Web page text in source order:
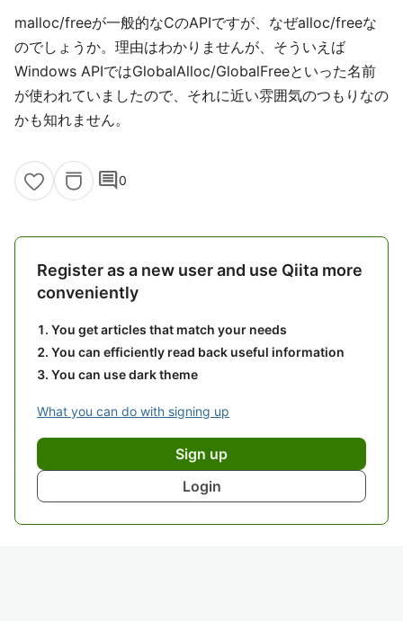
malloc/freeが一般的なCのAPIですが、なぜalloc/freeな
のでしょうか。理由はわかりませんが、そういえば
Windows APIではGlobalAlloc/GlobalFreeといった名前
が使われていましたので、それに近い雰囲気のつもりなの
かも知れません。
comment0
Register as a new user and use Qiita more
conveniently
You get articles that match your needs
You can efficiently read back useful information
You can use dark theme
What you can do with signing up
Sign up
Login